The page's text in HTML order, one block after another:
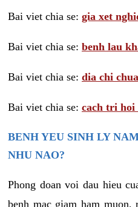
Bai viet chia se: gia xet
Bai viet chia se: benh lau
Bai viet chia se: dia chi
Bai viet chia se: cach tri hoi
BENH YEU SINH LY
NHU NAO?
Phong doan voi dau hieu
benh mac giam ham muon,